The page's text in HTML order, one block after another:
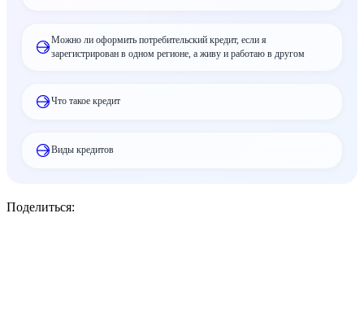
Можно ли оформить потребительский кредит, если я
зарегистрирован в одном регионе, а живу и работаю в другом
Что такое кредит
Виды кредитов
Поделиться: